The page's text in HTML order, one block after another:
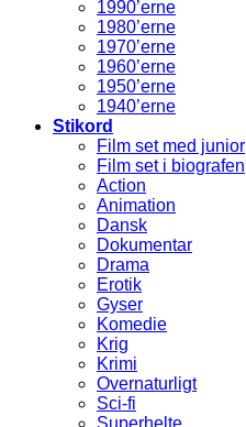
1990’erne
1980’erne
1970’erne
1960’erne
1950’erne
1940’erne
Stikord
Film set med junior
Film set i biografen
Action
Animation
Dansk
Dokumentar
Drama
Erotik
Gyser
Komedie
Krig
Krimi
Overnaturligt
Sci-fi